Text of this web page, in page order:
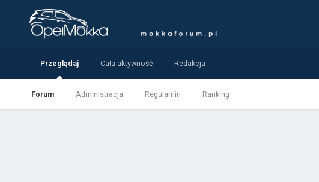
Przeglądaj
Forum Administracja Regulamin Ranking
Cała aktywność Redakcja